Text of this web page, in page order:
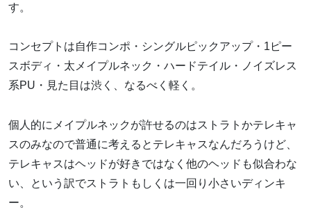
す。
コンセプトは自作コンポ・シングルピックアップ・1ピー
スボディ・太メイプルネック・ハードテイル・ノイズレス
系PU・見た目は渋く、なるべく軽く。
個人的にメイプルネックが許せるのはストラトかテレキャ
スのみなので普通に考えるとテレキャスなんだろうけど、
テレキャスはヘッドが好きではなく他のヘッドも似合わな
い、という訳でストラトもしくは一回り小さいディンキ
ー。